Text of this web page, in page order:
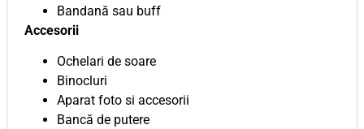
Bandană sau buff
Accesorii
Ochelari de soare
Binocluri
Aparat foto si accesorii
Bancă de putere